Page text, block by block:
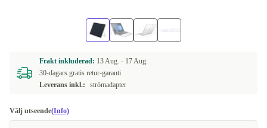
Frakt inkluderad: 13 Aug. - 17 Aug.
30-dagars gratis retur-garanti
Leverans inkl.:
strömadapter
Välj utseende(Info)